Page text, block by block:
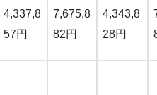
4,337,8
57円
7,675,8
82円
4,343,8
28円